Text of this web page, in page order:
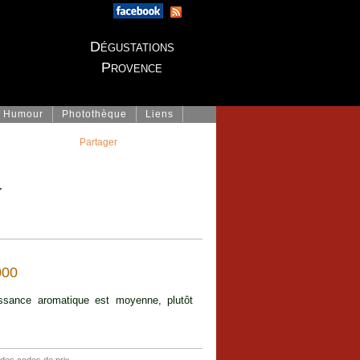
Dégustations
Provence
Humour Photothèque Liens
aromatique est moyenne, plutôt
Partager